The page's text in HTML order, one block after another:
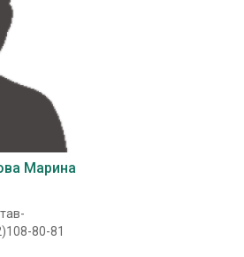
Марина
80-81